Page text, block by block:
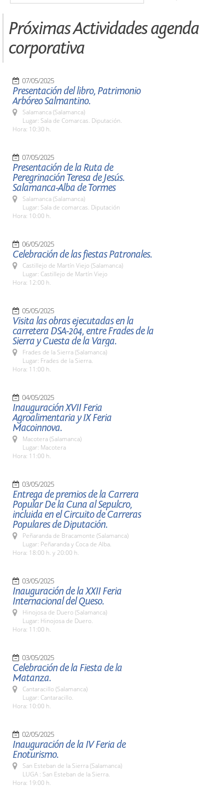
Próximas Actividades agenda
corporativa
07/05/2025
Presentación del libro, Patrimonio
Arbóreo Salmantino.
Salamanca (Salamanca)
Lugar: Sala de Comarcas. Diputación.
Hora: 10:30 h.
07/05/2025
Presentación de la Ruta de
Peregrinación Teresa de Jesús.
Salamanca-Alba de Tormes
Salamanca (Salamanca)
Lugar: Sala de comarcas. Diputación
Hora: 10:00 h.
06/05/2025
Celebración de las fiestas Patronales.
Castillejo de Martín Viejo (Salamanca)
Lugar: Castillejo de Martín Viejo
Hora: 12:00 h.
05/05/2025
Visita las obras ejecutadas en la
carretera DSA-204, entre Frades de la
Sierra y Cuesta de la Varga.
Frades de la Sierra (Salamanca)
Lugar: Frades de la Sierra.
Hora: 11:00 h.
04/05/2025
Inauguración XVII Feria
Agroalimentaria y IX Feria
Macoinnova.
Macotera (Salamanca)
Lugar: Macotera
Hora: 11:00 h.
03/05/2025
Entrega de premios de la Carrera
Popular De la Cuna al Sepulcro,
incluida en el Circuito de Carreras
Populares de Diputación.
Peñaranda de Bracamonte (Salamanca)
Lugar: Peñaranda y Coca de Alba.
Hora: 18:00 h. y 20:00 h.
03/05/2025
Inauguración de la XXII Feria
Internacional del Queso.
Hinojosa de Duero (Salamanca)
Lugar: Hinojosa de Duero.
Hora: 11:00 h.
03/05/2025
Celebración de la Fiesta de la
Matanza.
Cantaracillo (Salamanca)
Lugar: Cantaracillo.
Hora: 10:00 h.
02/05/2025
Inauguración de la IV Feria de
Enoturismo.
San Esteban de la Sierra (Salamanca)
LUGA : San Esteban de la Sierra.
Hora: 19:00 h.